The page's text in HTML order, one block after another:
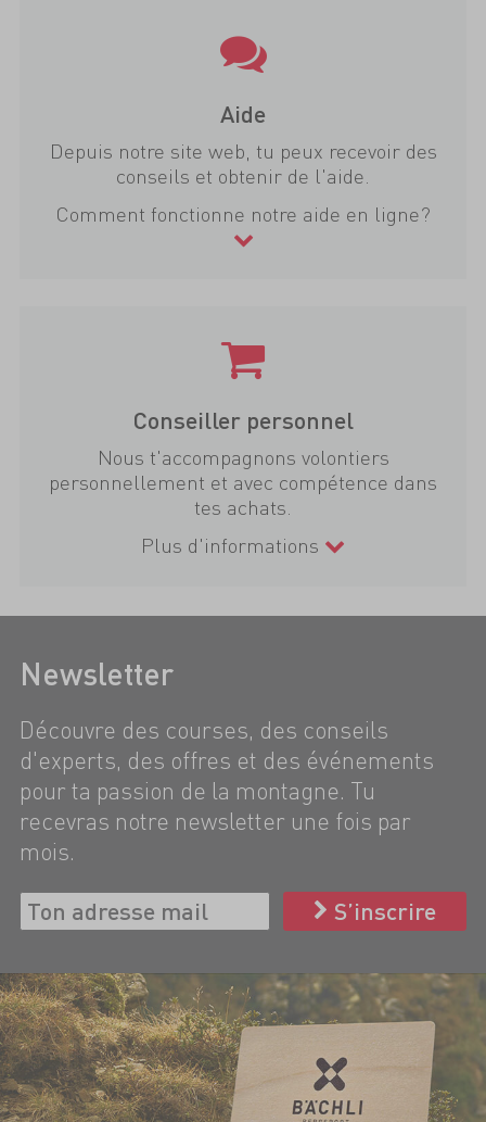
Aide
Depuis notre site web, tu peux recevoir des
conseils et obtenir de l'aide.
Comment fonctionne notre aide en ligne?
Conseiller personnel
Nous t'accompagnons volontiers
personnellement et avec compétence dans
tes achats.
Plus d'informations
Newsletter
Découvre des courses, des conseils
d'experts, des offres et des événements
pour ta passion de la montagne. Tu
recevras notre newsletter une fois par
mois.
S’inscrire